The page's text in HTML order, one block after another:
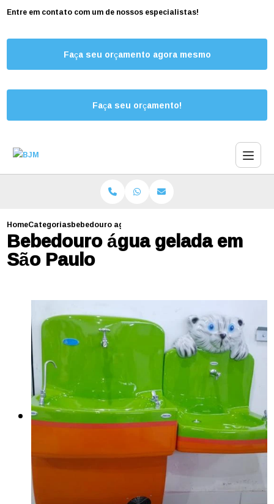
Entre em contato com um de nossos especialistas!
Faça seu orçamento agora mesmo
Faça seu orçamento!
HomeCategoriasbebedouro agua gelada sao paulo
Bebedouro água gelada em
São Paulo